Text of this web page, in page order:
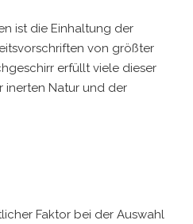
ist die Einhaltung der
von größter
erfüllt viele dieser
inerten Natur und der
Faktor bei der Auswahl